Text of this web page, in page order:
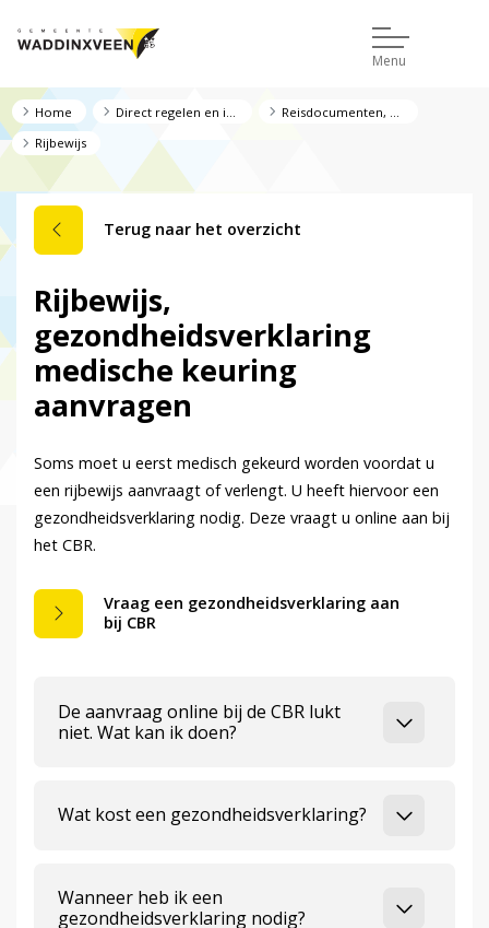
Menu
Home
Rijbewijs
Terug naar het overzicht
Rijbewijs,
gezondheidsverklaring
medische keuring
aanvragen
Soms moet u eerst medisch gekeurd worden voordat u
een rijbewijs aanvraagt of verlengt. U heeft hiervoor een
gezondheidsverklaring nodig. Deze vraagt u online aan bij
het CBR.
Vraag een gezondheidsverklaring aan
bij CBR
De aanvraag online bij de CBR lukt
niet. Wat kan ik doen?
Wat kost een gezondheidsverklaring?
Wanneer heb ik een
gezondheidsverklaring nodig?